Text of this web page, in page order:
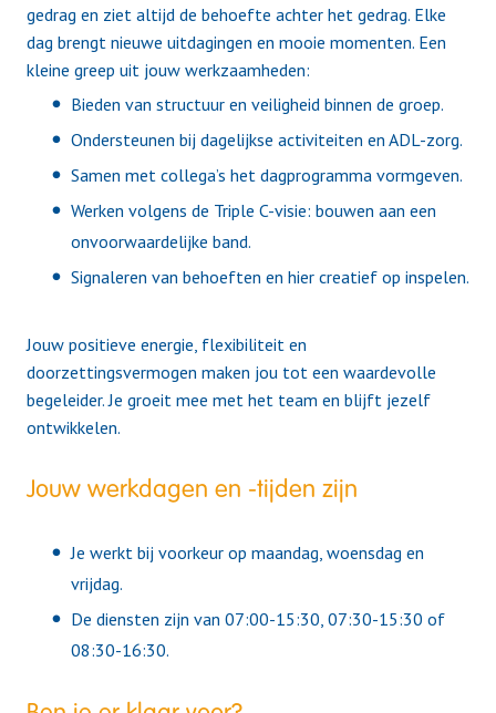
gedrag en ziet altijd de behoefte achter het gedrag. Elke
dag brengt nieuwe uitdagingen en mooie momenten. Een
kleine greep uit jouw werkzaamheden:
Bieden van structuur en veiligheid binnen de groep.
Ondersteunen bij dagelijkse activiteiten en ADL-zorg.
Samen met collega’s het dagprogramma vormgeven.
Werken volgens de Triple C-visie: bouwen aan een
onvoorwaardelijke band.
Signaleren van behoeften en hier creatief op inspelen.
Jouw positieve energie, flexibiliteit en
doorzettingsvermogen maken jou tot een waardevolle
begeleider. Je groeit mee met het team en blijft jezelf
ontwikkelen.
Jouw werkdagen en -tijden zijn
Je werkt bij voorkeur op maandag, woensdag en
vrijdag.
De diensten zijn van 07:00-15:30, 07:30-15:30 of
08:30-16:30.